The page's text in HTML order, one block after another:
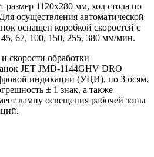
размер 1120х280 мм, ход стола по
осуществления автоматической
оснащен коробкой скоростей с
67, 100, 150, 255, 380 мм/мин.
скорости обработки
JET JMD-1144GHV DRO
индикации (УЦИ), по 3 осям,
± 1 знак, а также
лампу освещения рабочей зоны